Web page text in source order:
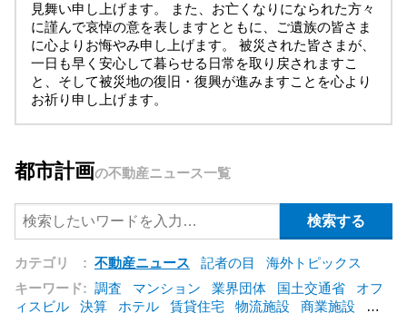
見舞い申し上げます。 また、お亡くなりになられた方々
に謹んで哀悼の意を表しますとともに、ご遺族の皆さま
に心よりお悔やみ申し上げます。 被災された皆さまが、
一日も早く安心して暮らせる日常を取り戻されますこ
と、そして被災地の復旧・復興が進みますことを心より
お祈り申し上げます。
都市計画の不動産ニュース一覧
カテゴリ : 不動産ニュース 記者の目
海外トピックス
キーワード: 調査 マンション 業界団体 国土交通省
オフ
ィスビル
決算 ホテル 賃貸住宅 物流施設 商業施設
海